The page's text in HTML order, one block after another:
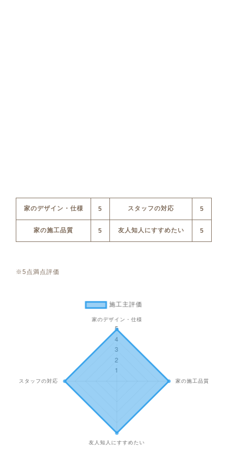
家のデザイン・仕様 5 スタッフの対応 5
家の施工品質 5 友人知人にすすめたい 5
※5点満点評価